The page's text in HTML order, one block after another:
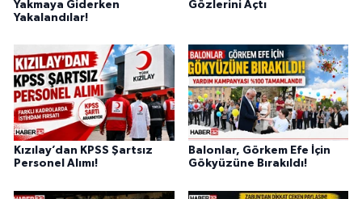
Yakmaya Giderken
Yakalandılar!
Gözlerini Açtı
Kızılay’dan KPSS Şartsız
Personel Alımı!
Balonlar, Görkem Efe İçin
Gökyüzüne Bırakıldı!